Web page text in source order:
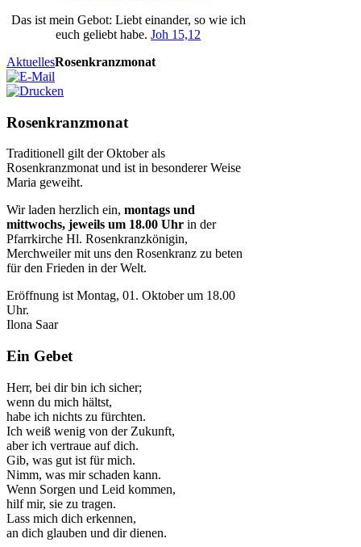
Das ist mein Gebot: Liebt einander, so wie ich
euch geliebt habe.Joh 15,12
AktuellesRosenkranzmonat
Rosenkranzmonat
Traditionell gilt der Oktober als
Rosenkranzmonat und ist in besonderer Weise
Maria geweiht.
Wir laden herzlich ein, montags und
mittwochs, jeweils um 18.00 Uhr in der
Pfarrkirche Hl. Rosenkranzkönigin,
Merchweiler mit uns den Rosenkranz zu beten
für den Frieden in der Welt.
Eröffnung ist Montag, 01. Oktober um 18.00
Uhr.
Ilona Saar
Ein Gebet
Herr, bei dir bin ich sicher;
wenn du mich hältst,
habe ich nichts zu fürchten.
Ich weiß wenig von der Zukunft,
aber ich vertraue auf dich.
Gib, was gut ist für mich.
Nimm, was mir schaden kann.
Wenn Sorgen und Leid kommen,
hilf mir, sie zu tragen.
Lass mich dich erkennen,
an dich glauben und dir dienen.